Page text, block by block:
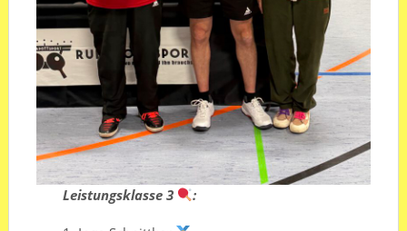
Leistungsklasse 3 :